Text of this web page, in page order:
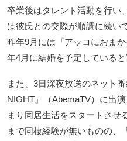
卒業後はタレント活動を行い
は彼氏との交際が順調に続い
昨年9月には『アッコにおま
年4月に結婚を予定していると
また、3日深夜放送のネット
NIGHT』（AbemaTV）に出
まり同居生活をスタートさせ
まで同棲経験が無いものの、